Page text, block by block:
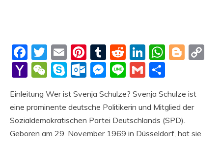
Facebook
Twitter
EmailPinterest
Tumblr
Reddit
LinkedIn
Yahoo
WeChat
SkypeOutlook.com
Messenger
LineGmail
Einleitung Wer ist Svenja Schulze? Svenja Schulze ist
eine prominente deutsche Politikerin und Mitglied der
Sozialdemokratischen Partei Deutschlands (SPD).
Geboren am 29. November 1969 in Düsseldorf, hat sie